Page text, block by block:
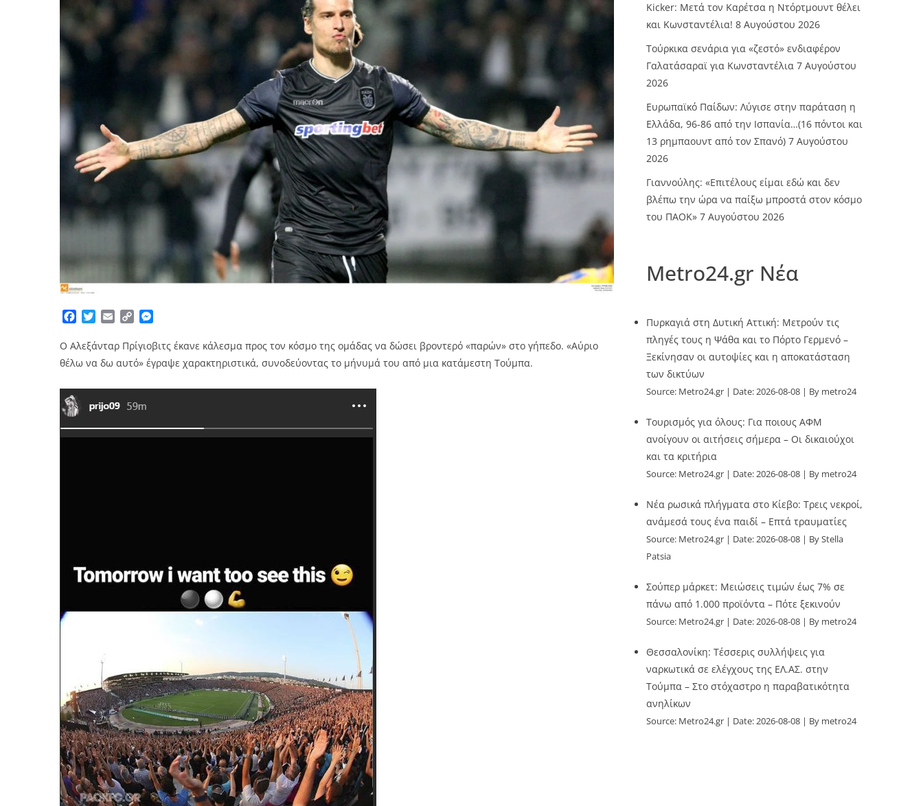
Facebook
TwitterEmailCopy
Ο Αλεξάνταρ Πρίγιοβιτς έκανε κάλεσμα προς τον κόσμο της ομάδας να δώσει βροντερό «παρών» στο γήπεδο. «Αύριο
θέλω να δω αυτό» έγραψε χαρακτηριστικά, συνοδεύοντας το μήνυμά του από μια κατάμεστη Τούμπα.
Kicker: Μετά τον Καρέτσα η Ντόρτμουντ θέλει
και Κωνσταντέλια! 8 Αυγούστου 2026
Τούρκικα σενάρια για «ζεστό» ενδιαφέρον
Γαλατάσαραϊ για Κωνσταντέλια 7 Αυγούστου
2026
Ευρωπαϊκό Παίδων: Λύγισε στην παράταση η
Ελλάδα, 96-86 από την Ισπανία…(16 πόντοι και
13 ρημπαουντ από τον Σπανό) 7 Αυγούστου
2026
Γιαννούλης: «Επιτέλους είμαι εδώ και δεν
βλέπω την ώρα να παίξω μπροστά στον κόσμο
του ΠΑΟΚ» 7 Αυγούστου 2026
Metro24.gr Νέα
Πυρκαγιά στη Δυτική Αττική: Μετρούν τις
πληγές τους η Ψάθα και το Πόρτο Γερμενό –
Ξεκίνησαν οι αυτοψίες και η αποκατάσταση
των δικτύων
Source: Metro24.gr Date: 2026-08-08 By metro24
Τουρισμός για όλους: Για ποιους ΑΦΜ
ανοίγουν οι αιτήσεις σήμερα – Οι δικαιούχοι
και τα κριτήρια
Source: Metro24.gr Date: 2026-08-08 By metro24
Νέα ρωσικά πλήγματα στο Κίεβο: Τρεις νεκροί,
ανάμεσά τους ένα παιδί – Επτά τραυματίες
Source: Metro24.gr Date: 2026-08-08
By Stella
Patsia
Σούπερ μάρκετ: Μειώσεις τιμών έως 7% σε
πάνω από 1.000 προϊόντα – Πότε ξεκινούν
Source: Metro24.gr Date: 2026-08-08 By metro24
Θεσσαλονίκη: Τέσσερις συλλήψεις για
ναρκωτικά σε ελέγχους της ΕΛ.ΑΣ. στην
Τούμπα – Στο στόχαστρο η παραβατικότητα
ανηλίκων
Source: Metro24.gr Date: 2026-08-08 By metro24